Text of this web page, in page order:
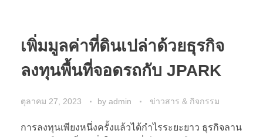
เพิ่มมูลค่าที่ดินเปล่าด้วยธุรกิจ
ลงทุนพื้นที่จอดรถกับ JPARK
ตุลาคม 27, 2023 by admin ข่าวสาร & กิจกรรม
การลงทุนเพียงหนึ่งครั้งแล้วได้กำไรระยะยาว ธุรกิจลาน